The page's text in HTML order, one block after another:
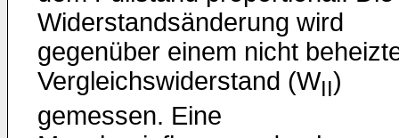
Widerstandsänderung wird
gegenüber einem nicht
Vergleichswiderstand (WII)
gemessen. Eine